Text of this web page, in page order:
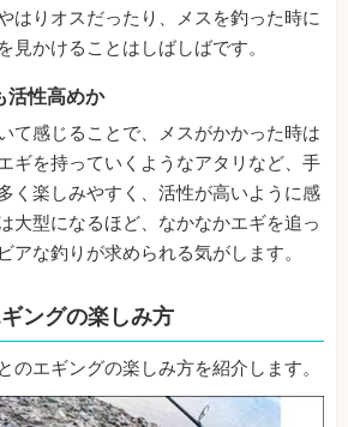
はりオスだったり、メスを釣った時に
見かけることはしばしばです。
活性高めか
て感じることで、メスがかかった時は
ギを持っていくようなアタリなど、手
く楽しみやすく、活性が高いように感
大型になるほど、なかなかエギを追っ
アな釣りが求められる気がします。
ングの楽しみ方
のエギングの楽しみ方を紹介します。